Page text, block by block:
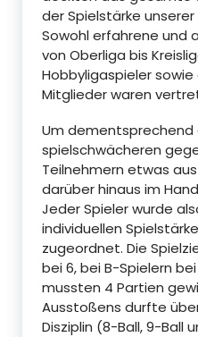
der Spielstärke
Sowohl erfahrene und
von Oberliga bis
Hobbyligaspieler
Mitglieder waren
Um dementsprechend
spielschwächeren
Teilnehmern etwas
darüber hinaus im
Jeder Spieler wurde
individuellen
zugeordnet. Die
bei 6, bei B-Spielern
mussten 4 Partien
Ausstoßens durfte
Disziplin (8-Ball, 9-Ball